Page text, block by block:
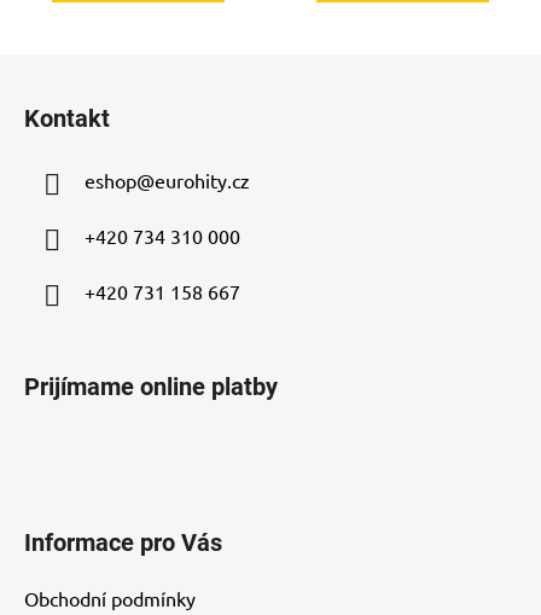
Kontakt
eshop@eurohity.cz
+420 734 310 000
+420 731 158 667
Prijímame online platby
Informace pro Vás
Obchodní podmínky